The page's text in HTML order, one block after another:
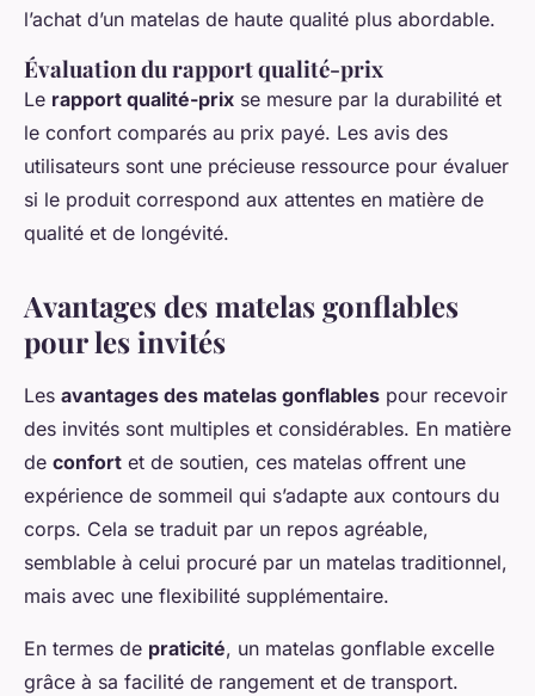
l’achat d’un matelas de haute qualité plus abordable.
Évaluation du rapport qualité-prix
Le rapport qualité-prix se mesure par la durabilité et
le confort comparés au prix payé. Les avis des
utilisateurs sont une précieuse ressource pour évaluer
si le produit correspond aux attentes en matière de
qualité et de longévité.
Avantages des matelas gonflables
pour les invités
Les avantages des matelas gonflables pour recevoir
des invités sont multiples et considérables. En matière
de confort et de soutien, ces matelas offrent une
expérience de sommeil qui s’adapte aux contours du
corps. Cela se traduit par un repos agréable,
semblable à celui procuré par un matelas traditionnel,
mais avec une flexibilité supplémentaire.
En termes de praticité, un matelas gonflable excelle
grâce à sa facilité de rangement et de transport.